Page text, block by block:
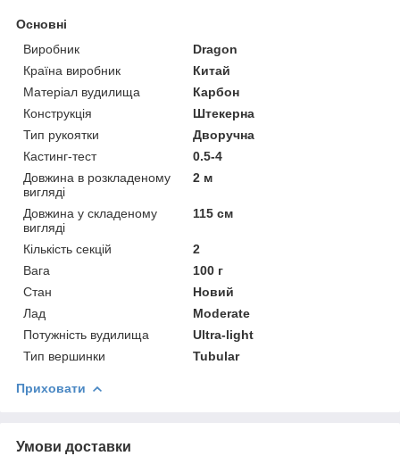
Основні
Виробник
Dragon
Країна виробник
Китай
Матеріал вудилища
Карбон
Конструкція
Штекерна
Тип рукоятки
Дворучна
Кастинг-тест
0.5-4
Довжина в розкладеному
вигляді
2 м
Довжина у складеному
вигляді
115 см
Кількість секцій
2
Вага
100 г
Стан
Новий
Лад
Moderate
Потужність вудилища
Ultra-light
Тип вершинки
Tubular
Приховати
Умови доставки